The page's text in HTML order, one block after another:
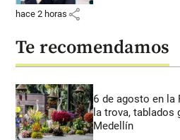
hace 2 horas share
Te recomendamos
6 de agosto en la
la trova, tablados
Medellín